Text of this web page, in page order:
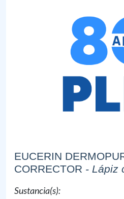
EUCERIN
CORRECTOR - Lápiz
Sustancia(s):